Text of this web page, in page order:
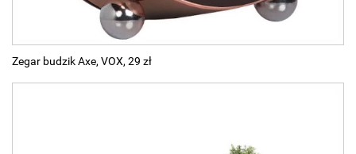
Zegar budzik Axe, VOX, 29 zł